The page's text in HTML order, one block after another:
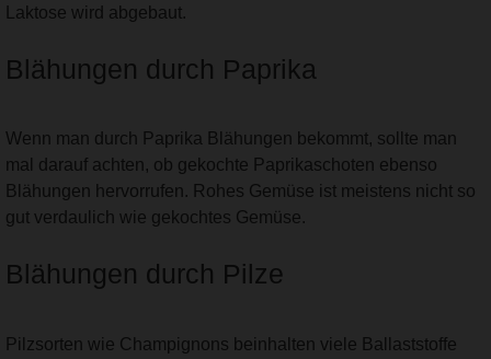
Laktose wird abgebaut.
Blähungen durch Paprika
Wenn man durch Paprika Blähungen bekommt, sollte man
mal darauf achten, ob gekochte Paprikaschoten ebenso
Blähungen hervorrufen. Rohes Gemüse ist meistens nicht so
gut verdaulich wie gekochtes Gemüse.
Blähungen durch Pilze
Pilzsorten wie Champignons beinhalten viele Ballaststoffe